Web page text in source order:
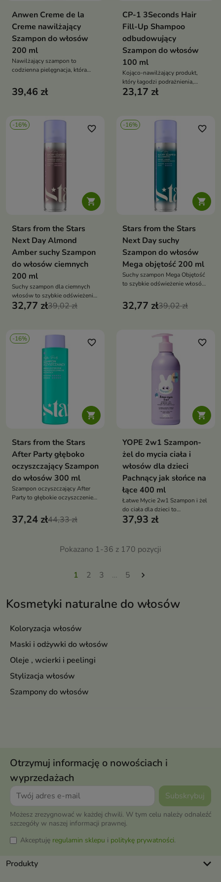
Kosmetyki naturalne do włosów
Koloryzacja włosów
Maski i odżywki do włosów
Oleje , wcierki i peelingi
Stylizacja włosów
Szampony do włosów
Anwen Creme de la
Creme nawilżający
Szampon do włosów
200 ml
Nawilżający szampon to
codzienna pielęgnacja, która
skórę głowy i dodaje włosom
lekkości oraz objętości
39,46 zł
CP-1 3Seconds Hair
Fill-Up Shampoo
odbudowujący
Szampon do włosów
100 ml
Kojąco-nawilżający produkt,
który łagodzi podrażnienia,
poprawia teksturę skóry i
23,17 zł
-16%

favorite_border
Stars from the Stars
Next Day Almond
Amber suchy Szampon
do włosów ciemnych
200 ml
Suchy szampon dla ciemnych
włosów to szybkie odświeżenie
i objętość bez użycia wody, które
32,77 zł39,02 zł
-16%

favorite_border
Stars from the Stars
Next Day suchy
Szampon do włosów
Mega objętość 200 ml
Suchy szampon Mega Objętość
to szybkie odświeżenie włosów,
objętości i lekkości bez użycia
wody
32,77 zł39,02 zł
-16%

favorite_border
Stars from the Stars
After Party głęboko
oczyszczający Szampon
do włosów 300 ml
Szampon oczyszczający After
Party to głębokie oczyszczenie
usuwa nadmiar sebum, resztki
stylizacji i przywraca objętość
37,24 zł44,33 zł

favorite_border
YOPE 2w1 Szampon-
żel do mycia ciała i
włosów dla dzieci
Pachnący jak słońce na
łące 400 ml
Łatwe Mycie 2w1 Szampon i żel
do ciała dla dzieci to
ultradelikatny kosmetyk, który
zapewnia komfortową,
bezstresową kąpiel
37,93 zł
Pokazano 1-36 z 170 pozycji
1 2 3 … 5 
Otrzymuj informację o nowościach i
wyprzedażach
Możesz zrezygnować w każdej chwili. W tym celu należy odnaleźć
szczegóły w naszej informacji prawnej.
Akceptuję regulamin sklepu i politykę prywatności.
Produkty
keyboard_arrow_down